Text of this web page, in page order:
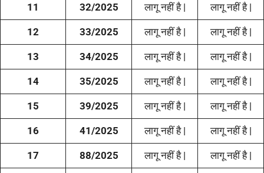
11 32/2025 लागू नहीं है | लागू नहीं है |
12 33/2025 लागू नहीं है | लागू नहीं है |
13 34/2025 लागू नहीं है | लागू नहीं है |
14 35/2025 लागू नहीं है | लागू नहीं है |
15 39/2025 लागू नहीं है | लागू नहीं है |
16 41/2025 लागू नहीं है | लागू नहीं है |
17 88/2025 लागू नहीं है | लागू नहीं है |